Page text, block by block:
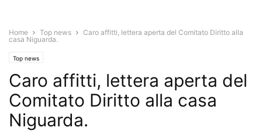
Home Top news
Caro affitti, lettera aperta del Comitato Diritto alla
casa Niguarda.
Top news
Caro affitti, lettera aperta del
Comitato Diritto alla casa
Niguarda.